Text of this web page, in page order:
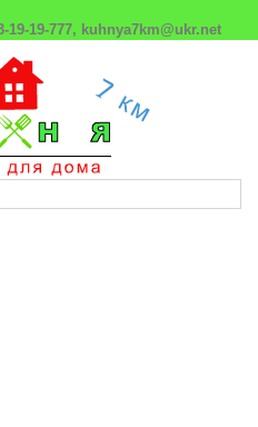
19-19-777, kuhnya7km@ukr.net